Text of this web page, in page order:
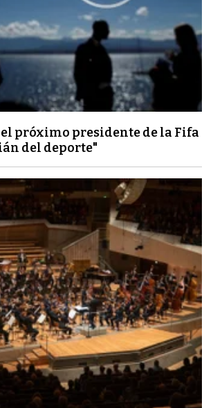
el próximo presidente de la Fifa
del deporte"